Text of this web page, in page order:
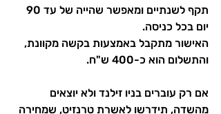
יום בכל כניסה.
האישור מתקבל באמצעות בקשה מקוונת,
והתשלום הוא כ-400 ש"ח.
אם רק עוברים בניו זילנד ולא יוצאים
מהשדה, תידרשו לאשרת טרנזיט, שמחירה